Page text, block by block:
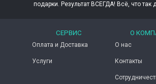
подарки. Результат ВСЕГДА! Всё, что так
СЕРВИС
Оплата и Доставка
Услуги
О
О нас
Контакты